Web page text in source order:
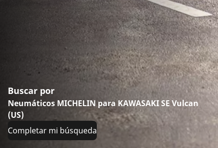
Buscar por
Neumáticos MICHELIN para KAWASAKI SE Vulcan
(US)
Completar mi búsqueda